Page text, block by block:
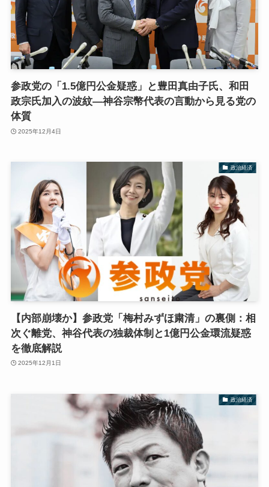
参政党の「1.5億円公金疑惑」と豊田真由子氏、和田
政宗氏加入の波紋—神谷宗幣代表の言動から見る党の
体質
2025年12月4日
政治経済
【内部崩壊か】参政党「梅村みずほ粛清」の裏側：相
次ぐ離党、神谷代表の独裁体制と1億円公金環流疑惑
を徹底解説
2025年12月1日
政治経済